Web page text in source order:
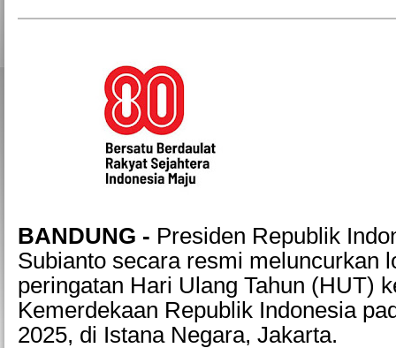
BANDUNG - Presiden Republik
Subianto secara resmi meluncurkan
peringatan Hari Ulang Tahun (HUT)
Kemerdekaan Republik Indonesia
2025, di Istana Negara, Jakarta.